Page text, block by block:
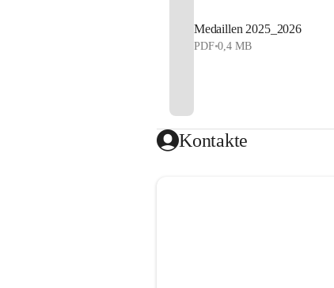
Medaillen 2025_2026
PDF•0,4 MB
Kontakte